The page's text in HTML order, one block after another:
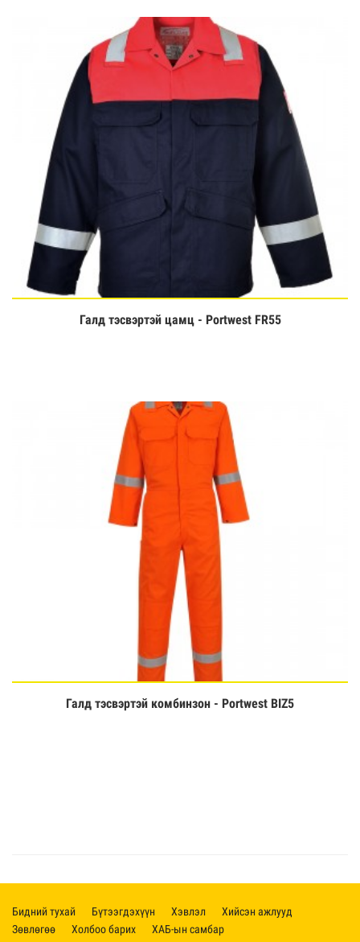
Үзэх
Галд тэсвэртэй цамц - Portwest FR55
Үзэх
Галд тэсвэртэй комбинзон - Portwest BIZ5
Бидний тухай Бүтээгдэхүүн Хэвлэл
Хийсэн ажлууд
Зөвлөгөө
Холбоо барих ХАБ-ын самбар